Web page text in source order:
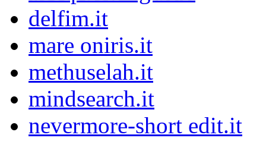
delfim.it
mare oniris.it
methuselah.it
mindsearch.it
nevermore-short edit.it